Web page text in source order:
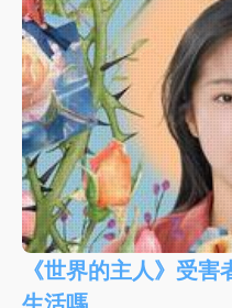
《世界的主人》受